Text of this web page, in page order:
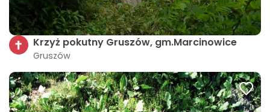
Krzyż pokutny Gruszów, gm.Marcinowice
Gruszów